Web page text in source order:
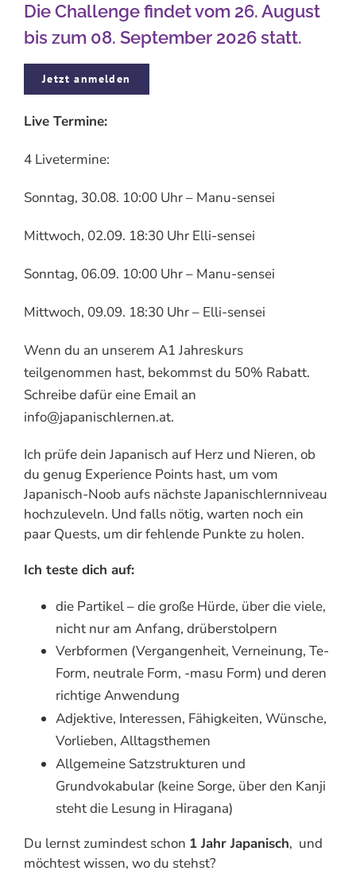
Die Challenge findet vom 26. August
bis zum 08. September 2026 statt.
Jetzt anmelden
Live Termine:
4 Livetermine:
Sonntag, 30.08. 10:00 Uhr – Manu-sensei
Mittwoch, 02.09. 18:30 Uhr Elli-sensei
Sonntag, 06.09. 10:00 Uhr – Manu-sensei
Mittwoch, 09.09. 18:30 Uhr – Elli-sensei
Wenn du an unserem A1 Jahreskurs
teilgenommen hast, bekommst du 50% Rabatt.
Schreibe dafür eine Email an
info@japanischlernen.at.
Ich prüfe dein Japanisch auf Herz und Nieren, ob
du genug Experience Points hast, um vom
Japanisch-Noob aufs nächste Japanischlernniveau
hochzuleveln. Und falls nötig, warten noch ein
paar Quests, um dir fehlende Punkte zu holen.
Ich teste dich auf:
die Partikel – die große Hürde, über die viele,
nicht nur am Anfang, drüberstolpern
Verbformen (Vergangenheit, Verneinung, Te-
Form, neutrale Form, -masu Form) und deren
richtige Anwendung
Adjektive, Interessen, Fähigkeiten, Wünsche,
Vorlieben, Alltagsthemen
Allgemeine Satzstrukturen und
Grundvokabular (keine Sorge, über den Kanji
steht die Lesung in Hiragana)
Du lernst zumindest schon 1 Jahr Japanisch, und
möchtest wissen, wo du stehst?